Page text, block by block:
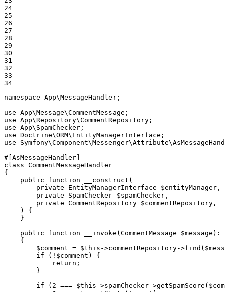
24
25
26
27
28
29
30
31
32
33
34
namespace App\MessageHandler ;
use App\Message\CommentMessage
use App\Repository\CommentRepository
use App\ SpamChecker
use Doctrine\ORM\ EntityManagerInterface
use
Symfony\Component\Messenger\Attribute\
#[AsMessageHandler]
class CommentMessageHandler
{
public
function __construct (
private EntityManagerInterface $entityManager ,
private SpamChecker $spamChecker ,
private CommentRepository $commentRepository ,
    )
{
    }
public
function __invoke (CommentMessage $message ) :
{
$comment = $this ->commentRepository->find ( $
if (! $comment ) {
return ;
        }
if ( 2 === $this ->spamChecker->getSpamScore ( $